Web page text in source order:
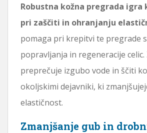
Robustna kožna pregrada igra
pri zaščiti in ohranjanju
pomaga pri krepitvi te pregrade
popravljanja in regeneracije
preprečuje izgubo vode in ščiti
okoljskimi dejavniki, ki
elastičnost.
Zmanjšanje gub in